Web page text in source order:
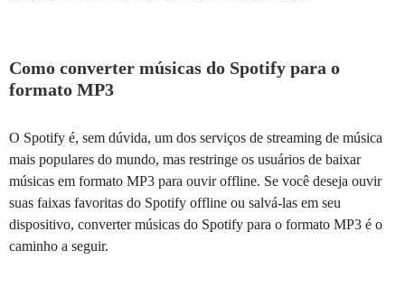
Como converter músicas do Spotify para o
formato MP3
O Spotify é, sem dúvida, um dos serviços de streaming de música
mais populares do mundo, mas restringe os usuários de baixar
músicas em formato MP3 para ouvir offline. Se você deseja ouvir
suas faixas favoritas do Spotify offline ou salvá-las em seu
dispositivo, converter músicas do Spotify para o formato MP3 é o
caminho a seguir.